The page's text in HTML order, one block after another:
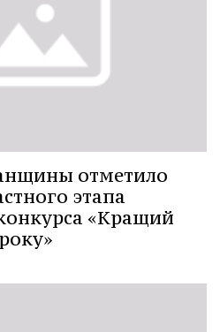
отметило
этапа
«Кращий